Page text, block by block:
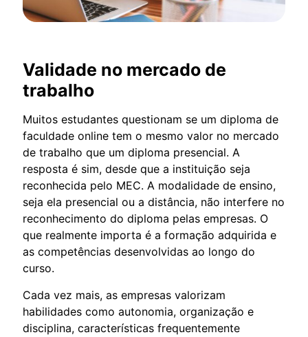
Validade no mercado de
trabalho
Muitos estudantes questionam se um diploma de
faculdade online tem o mesmo valor no mercado
de trabalho que um diploma presencial. A
resposta é sim, desde que a instituição seja
reconhecida pelo MEC. A modalidade de ensino,
seja ela presencial ou a distância, não interfere no
reconhecimento do diploma pelas empresas. O
que realmente importa é a formação adquirida e
as competências desenvolvidas ao longo do
curso.
Cada vez mais, as empresas valorizam
habilidades como autonomia, organização e
disciplina, características frequentemente